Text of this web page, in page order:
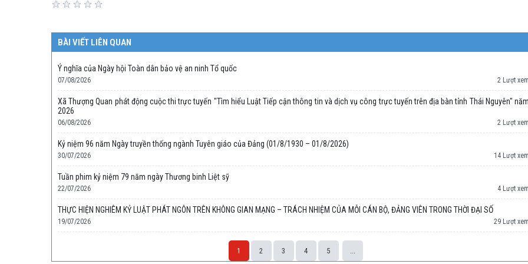
BÀI VIẾT LIÊN QUAN
Ý nghĩa của Ngày hội Toàn dân bảo vệ an ninh Tổ quốc
07/08/2026 2 Lượt xem
Xã Thượng Quan phát động cuộc thi trực tuyến "Tìm hiểu Luật Tiếp cận thông tin và dịch vụ công trực tuyến trên địa bàn tỉnh Thái Nguyên" năm
2026
06/08/2026 2 Lượt xem
Kỷ niệm 96 năm Ngày truyền thống ngành Tuyên giáo của Đảng (01/8/1930 – 01/8/2026)
30/07/2026 14 Lượt xem
Tuần phim kỷ niệm 79 năm ngày Thương binh Liệt sỹ
22/07/2026 4 Lượt xem
THỰC HIỆN NGHIÊM KỶ LUẬT PHÁT NGÔN TRÊN KHÔNG GIAN MẠNG – TRÁCH NHIỆM CỦA MỖI CÁN BỘ, ĐẢNG VIÊN TRONG THỜI ĐẠI SỐ
19/07/2026 29 Lượt xem
1 2 3 4 5 ...